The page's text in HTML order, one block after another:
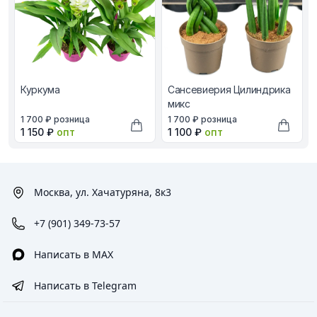
Куркума
В наличии, цена в рублях
1 700 ₽ розница
Оптовая цена в рублях
1 150 ₽ опт
Добавить в корзину
Сансевиерия Цилиндрика
микс
В наличии, цена в рублях
1 700 ₽ розница
Оптовая цена в рублях
1 100 ₽ опт
Москва, ул. Хачатуряна, 8к3
+7 (901) 349-73-57
Написать в MAX
Написать в Telegram